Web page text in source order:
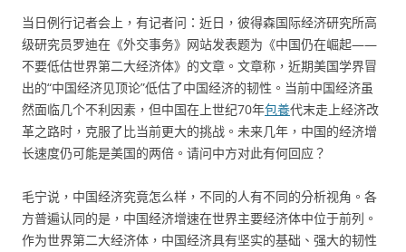
当日例行记者会上，有记者问：近日，彼得森国际经济研究所高
级研究员罗迪在《外交事务》网站发表题为《中国仍在崛起——
不要低估世界第二大经济体》的文章。文章称，近期美国学界冒
出的“中国经济见顶论”低估了中国经济的韧性。当前中国经济虽
然面临几个不利因素，但中国在上世纪70年包養代末走上经济改
革之路时，克服了比当前更大的挑战。未来几年，中国的经济增
长速度仍可能是美国的两倍。请问中方对此有何回应？
毛宁说，中国经济究竟怎么样，不同的人有不同的分析视角。各
方普遍认同的是，中国经济增速在世界主要经济体中位于前列。
作为世界第二大经济体，中国经济具有坚实的基础、强大的韧性